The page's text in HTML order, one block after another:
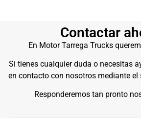
Contactar
En Motor Tarrega Trucks
Si tienes cualquier duda o necesitas
en contacto con nosotros mediante
Responderemos tan pronto